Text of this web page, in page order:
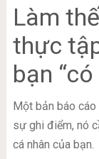
Làm
thực
bạn
Một bản báo
sự ghi điểm, nó
cá nhân của bạn.